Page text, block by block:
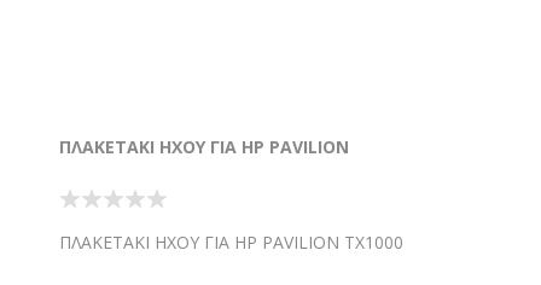
ΠΛΑΚΕΤΑΚΙ ΗΧΟΥ ΓΙΑ HP PAVILION
ΠΛΑΚΕΤΑΚΙ ΗΧΟΥ ΓΙΑ HP PAVILION TX1000